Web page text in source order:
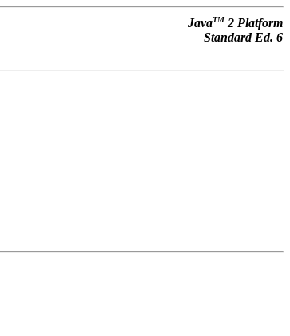
JavaTM 2 Platform
Standard Ed. 6